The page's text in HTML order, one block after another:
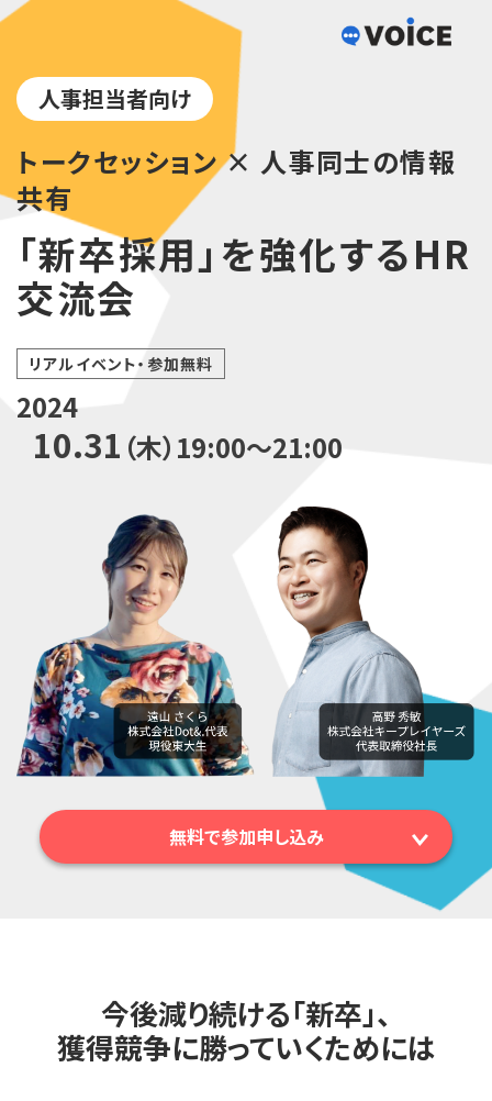
人事担当者向け
トークセッション × 人事同士の情報
共有
「新卒採用」を強化するHR
交流会
リアルイベント・参加無料
2024
10.31 （木）19:00～21:00
無料で参加申し込み
今後減り続ける「新卒」、
獲得競争に勝っていくためには